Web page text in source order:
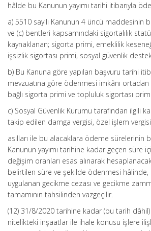
hâlde bu Kanunun yayımı tarihi itibarıyla
a) 5510 sayılı Kanunun 4 üncü maddesinin
ve (c) bentleri kapsamındaki sigortalılık
kaynaklanan; sigorta primi, emeklilik
işsizlik sigortası primi, sosyal güvenlik
b) Bu Kanuna göre yapılan başvuru tarihi
mevzuatına göre ödenmesi imkânı ortadan
bağlı sigorta primi ve topluluk sigortası
c) Sosyal Güvenlik Kurumu tarafından ilgili
takip edilen damga vergisi, özel işlem vergisi
asılları ile bu alacaklara ödeme sürelerinin
Kanunun yayımı tarihine kadar geçen süre
değişim oranları esas alınarak
belirtilen süre ve şekilde ödenmesi hâlinde,
uygulanan gecikme cezası ve gecikme
tamamının tahsilinden vazgeçilir.
(12) 31/8/2020 tarihine kadar (bu tarih
nitelikteki inşaatlar ile ihale konusu işlere